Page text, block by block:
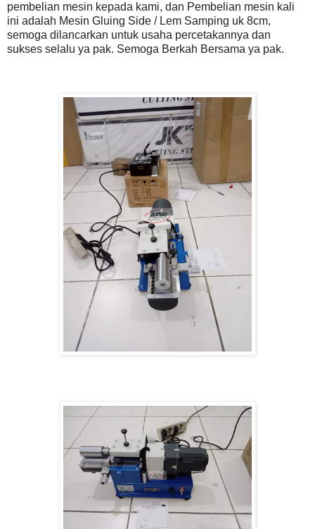
pembelian mesin kepada kami, dan Pembelian mesin kali
ini adalah Mesin Gluing Side / Lem Samping uk 8cm,
semoga dilancarkan untuk usaha percetakannya dan
sukses selalu ya pak. Semoga Berkah Bersama ya pak.